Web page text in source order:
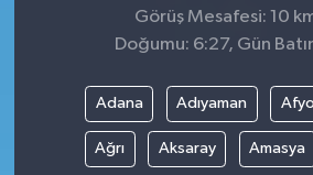
Görüş Mesafesi: 10
Doğumu: 6:27, Gün
Adana Adıyaman
Ağrı Aksaray Amasya